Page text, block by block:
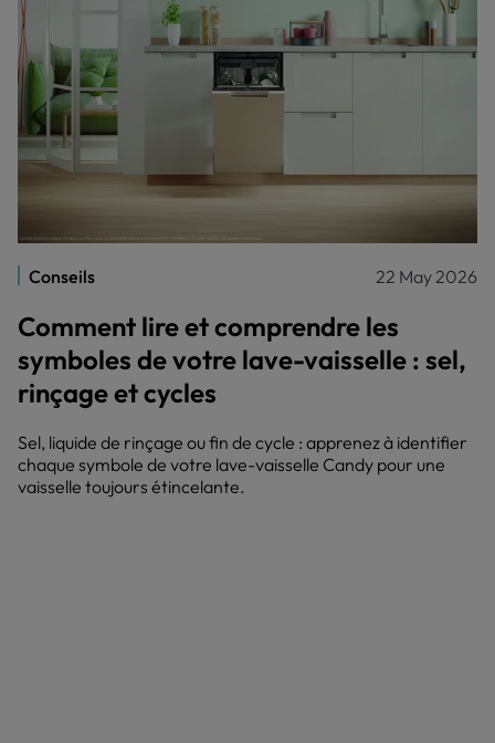
Conseils 22 May 2026
Comment lire et comprendre les
symboles de votre lave-vaisselle : sel,
rinçage et cycles
Sel, liquide de rinçage ou fin de cycle : apprenez à identifier
chaque symbole de votre lave-vaisselle Candy pour une
vaisselle toujours étincelante.